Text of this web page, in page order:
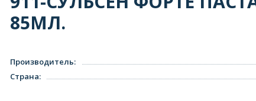
85МЛ.
Производитель:
Страна: